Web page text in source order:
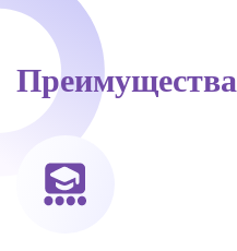
Преимущества